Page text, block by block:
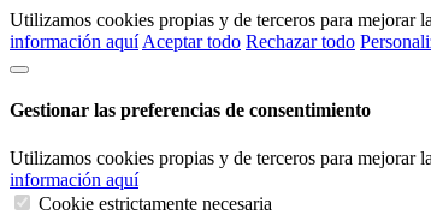
Utilizamos cookies propias y de terceros para mejorar
información aquí Aceptar todo Rechazar todo
Gestionar las preferencias de consentimiento
Utilizamos cookies propias y de terceros para mejorar
información aquí
Cookie estrictamente necesaria